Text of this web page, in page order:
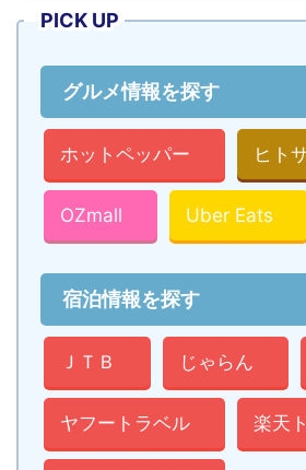
PICK UP
グルメ情報を探す
ホットペッパー ヒト
OZmall Uber Eats
宿泊情報を探す
ＪＴＢ じゃらん
ヤフートラベル 楽天